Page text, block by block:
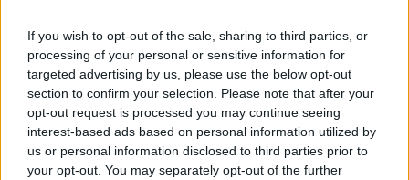
If you wish to opt-out of the sale, sharing to third parties, or
processing of your personal or sensitive information for
targeted advertising by us, please use the below opt-out
section to confirm your selection. Please note that after your
opt-out request is processed you may continue seeing
interest-based ads based on personal information utilized by
us or personal information disclosed to third parties prior to
your opt-out. You may separately opt-out of the further